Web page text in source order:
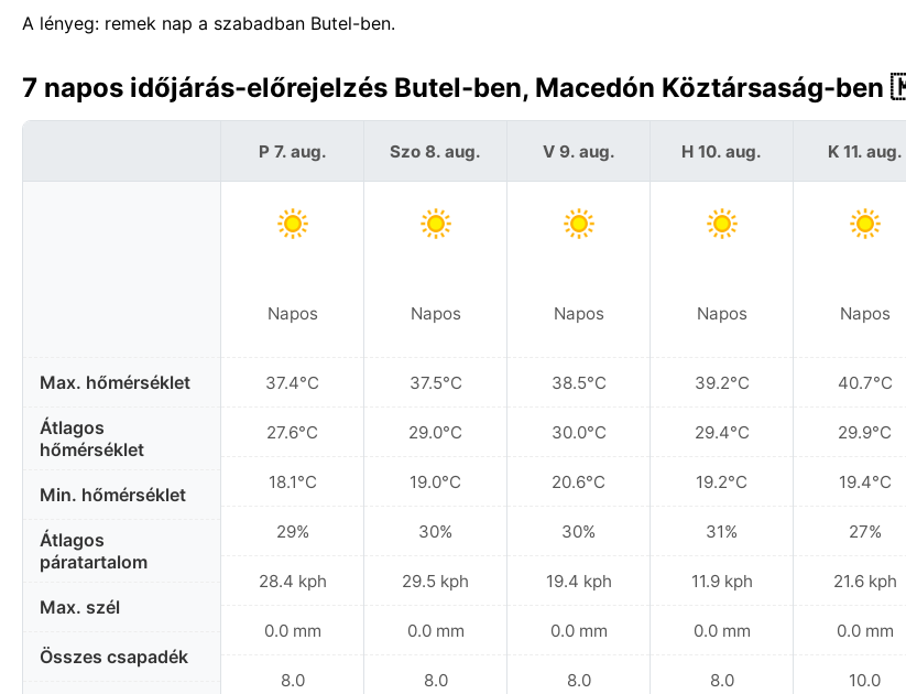
A lényeg: remek nap a szabadban Butel-ben.
7 napos időjárás-előrejelzés Butel-ben, Macedón Köztársaság-
Max. hőmérséklet
Átlagos
hőmérséklet
Min. hőmérséklet
Átlagos
páratartalom
Max. szél
Összes csapadék
P 7. aug.
Napos
37.4°C
27.6°C
18.1°C
29%
28.4 kph
0.0 mm
8.0
Szo 8. aug.
Napos
37.5°C
29.0°C
19.0°C
30%
29.5 kph
0.0 mm
8.0
V 9. aug.
Napos
38.5°C
30.0°C
20.6°C
30%
19.4 kph
0.0 mm
8.0
H 10. aug.
Napos
39.2°C
29.4°C
19.2°C
31%
11.9 kph
0.0 mm
8.0
K 11. aug.
Napos
40.7°C
29.9°C
19.4°C
27%
21.6 kph
0.0 mm
10.0